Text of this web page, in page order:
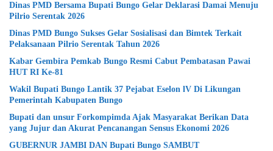
Dinas PMD Bersama Bupati Bungo Gelar Deklarasi Damai Menuju
Pilrio Serentak 2026
Dinas PMD Bungo Sukses Gelar Sosialisasi dan Bimtek Terkait
Pelaksanaan Pilrio Serentak Tahun 2026
Kabar Gembira Pemkab Bungo Resmi Cabut Pembatasan Pawai
HUT RI Ke-81
Wakil Bupati Bungo Lantik 37 Pejabat Eselon lV Di Likungan
Pemerintah Kabupaten Bungo
Bupati dan unsur Forkompimda Ajak Masyarakat Berikan Data
yang Jujur dan Akurat Pencanangan Sensus Ekonomi 2026
GUBERNUR JAMBI DAN Bupati Bungo SAMBUT